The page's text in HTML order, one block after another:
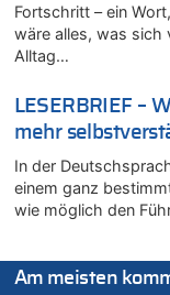
Tempolimit in
07.08.2026 -
In Belgien
Tempolimit in
07.08.2026 -
In Belgien
Tempolimit in
07.08.2026 -
Zweite Hitzewelle
In Belgien
Tempolimit in
Fortschritt – ein
wäre alles, was sich
Alltag…
LESERBRIEF –
mehr
In der
einem ganz
wie möglich den
Am meisten